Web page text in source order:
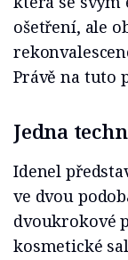
ošetření, ale
Právě na tuto
Jedna
Idenel
ve dvou
dvoukrokové
kosmetické